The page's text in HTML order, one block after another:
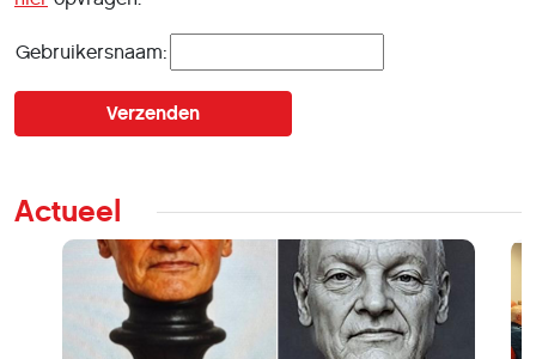
Gebruikersnaam:
Actueel